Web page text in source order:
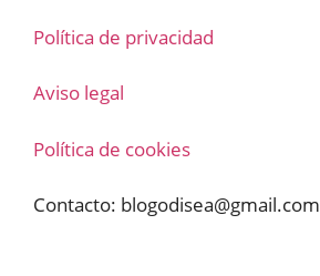
Política de privacidad
Aviso legal
Política de cookies
Contacto: blogodisea@gmail.com